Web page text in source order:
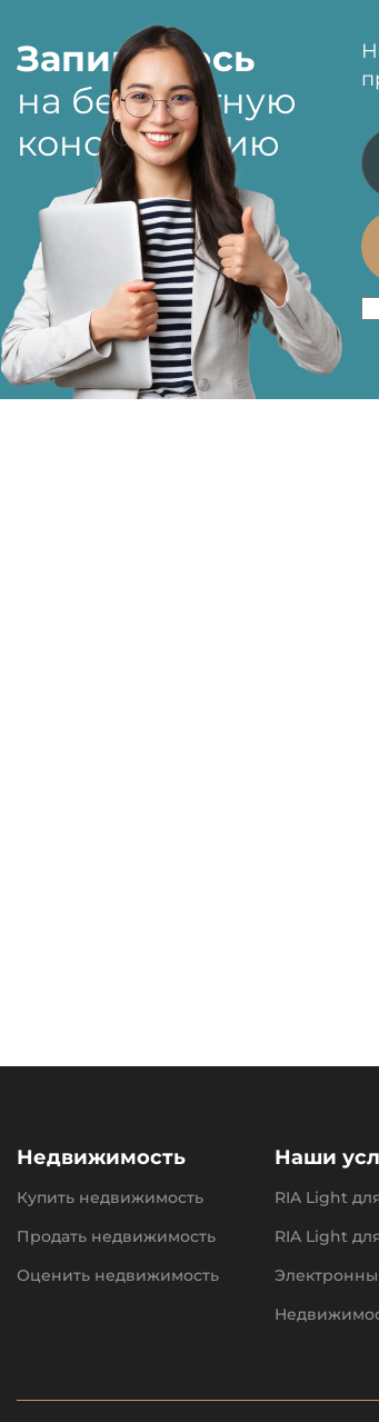
Запишитесь
на бесплатную
консультацию
Недвижимость
Купить недвижимость
Продать недвижимость
Оценить недвижимость
Наши
RIA Light
RIA Light